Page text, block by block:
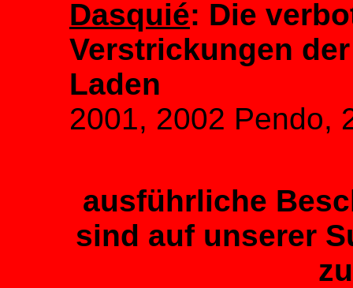
Dasquié: Die
Verstrickungen
Laden
2001, 2002 Pendo,
ausführliche
sind auf unserer